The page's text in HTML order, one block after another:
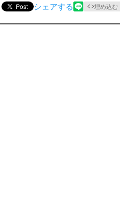
Post シェアする 埋め込む